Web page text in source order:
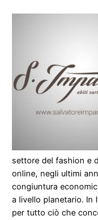
settore del fashion e
online, negli ultimi
congiuntura
a livello planetario. In
per tutto ciò che